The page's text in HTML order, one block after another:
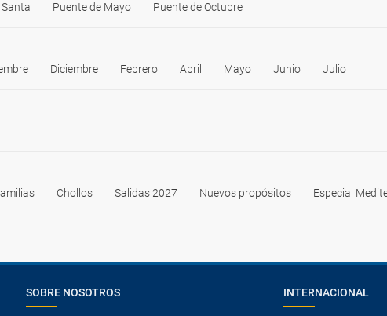
Puente de Mayo Puente de Octubre
Diciembre Febrero Abril Mayo Junio Julio
Chollos Salidas 2027 Nuevos propósitos Especial
SOBRE NOSOTROS INTERNACIONAL